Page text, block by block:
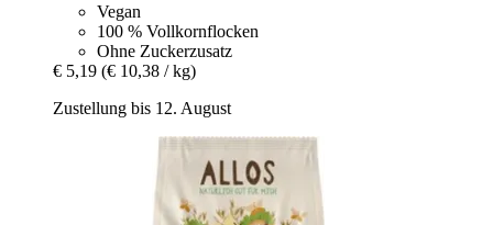
Vegan
100 % Vollkornflocken
Ohne Zuckerzusatz
€ 5,19 (€ 10,38 / kg)
Zustellung bis 12. August